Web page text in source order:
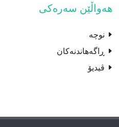
هەواڵێن سەرەکی
نوچە
ڕاگەهاندنەکان
ڤیدیۆ